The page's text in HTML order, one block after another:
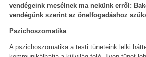
vendégeink mesélnek ma nekünk erről:
vendégünk szerint az önelfogadáshoz
Pszichoszomatika
A pszichoszomatika a testi tüneteink lelki